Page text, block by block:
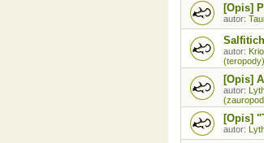
[Opis]
autor:
autor:
(teropody)
[Opis]
autor:
[Opis]
autor: